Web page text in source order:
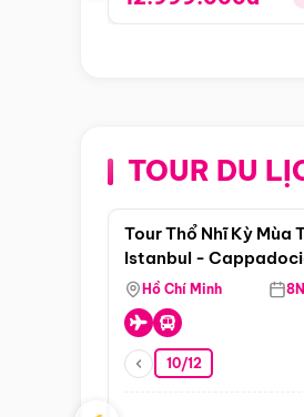
TOUR DU
Tour Thổ Nhĩ Kỳ Mùa
Istanbul -
Pamukkale
Hồ Chí Minh
10/12